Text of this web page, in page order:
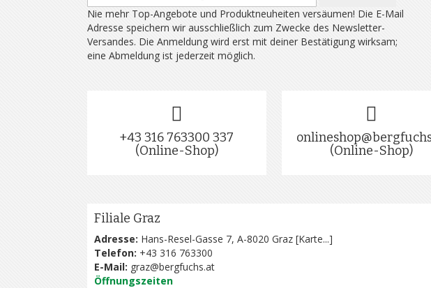
Nie mehr Top-Angebote und Produktneuheiten versäumen! Die E-Mail
Adresse speichern wir ausschließlich zum Zwecke des Newsletter-
Versandes. Die Anmeldung wird erst mit deiner Bestätigung wirksam;
eine Abmeldung ist jederzeit möglich.
+43 316 763300 337
(Online-Shop)
(Online-Shop)
Filiale Graz
Adresse: Hans-Resel-Gasse 7, A-8020 Graz [Karte...]
Telefon: +43 316 763300
E-Mail: graz@bergfuchs.at
Öffnungszeiten